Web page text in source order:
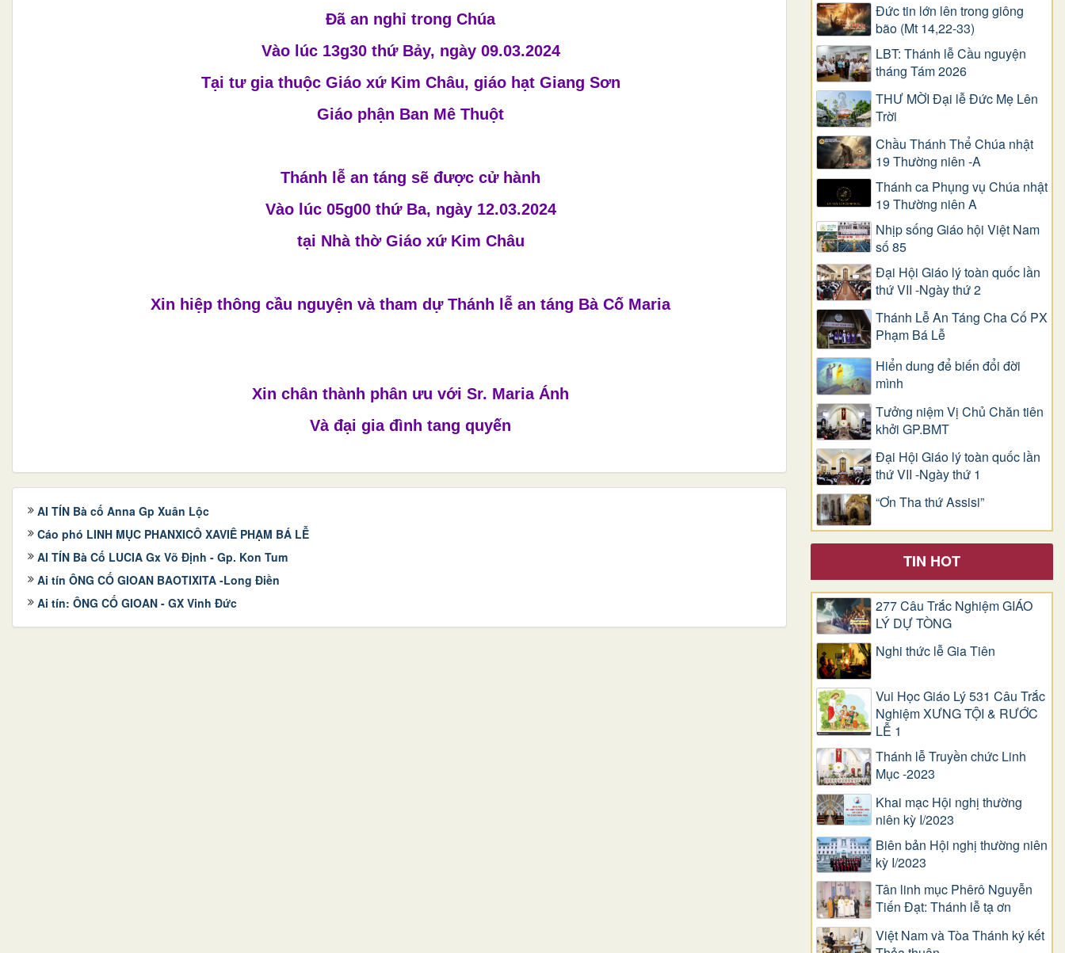
Đã an nghỉ trong Chúa
Vào lúc 13g30 thứ Bảy, ngày 09.03.2024
Tại tư gia thuộc Giáo xứ Kim Châu, giáo hạt Giang Sơn
Giáo phận Ban Mê Thuột
Thánh lễ an táng sẽ được cử hành
Vào lúc 05g00 thứ Ba, ngày 12.03.2024
tại Nhà thờ Giáo xứ Kim Châu
Xin hiệp thông cầu nguyện và tham dự Thánh lễ an táng Bà Cố Maria
Xin chân thành phân ưu với Sr. Maria Ánh
Và đại gia đình tang quyến
AI TÍN Bà cố Anna Gp Xuân Lộc
Cáo phó LINH MỤC PHANXICÔ XAVIÊ PHẠM BÁ LỄ
AI TÍN Bà Cố LUCIA Gx Võ Định - Gp. Kon Tum
Ai tín ÔNG CỐ GIOAN BAOTIXITA -Long Điền
Ai tín: ÔNG CỐ GIOAN - GX Vinh Đức
Đức tin lớn lên trong giông
bão (Mt 14,22-33)
LBT: Thánh lễ Cầu nguyện
tháng Tám 2026
THƯ MỜI Đại lễ Đức Mẹ Lên
Trời
Chầu Thánh Thể Chúa nhật
19 Thường niên -A
Thánh ca Phụng vụ Chúa nhật
19 Thường niên A
Nhịp sống Giáo hội Việt Nam
số 85
Đại Hội Giáo lý toàn quốc lần
thứ VII -Ngày thứ 2
Thánh Lễ An Táng Cha Cố PX
Phạm Bá Lễ
Hiển dung để biến đổi đời
mình
Tưởng niệm Vị Chủ Chăn tiên
khởi GP.BMT
Đại Hội Giáo lý toàn quốc lần
thứ VII -Ngày thứ 1
“Ơn Tha thứ Assisi”
TIN HOT
277 Câu Trắc Nghiệm GIÁO
LÝ DỰ TÒNG
Nghi thức lễ Gia Tiên
Vui Học Giáo Lý 531 Câu Trắc
Nghiệm XƯNG TỘI & RƯỚC
LỄ 1
Thánh lễ Truyền chức Linh
Mục -2023
Khai mạc Hội nghị thường
niên kỳ I/2023
Biên bản Hội nghị thường niên
kỳ I/2023
Tân linh mục Phêrô Nguyễn
Tiến Đạt: Thánh lễ tạ ơn
Việt Nam và Tòa Thánh ký kết